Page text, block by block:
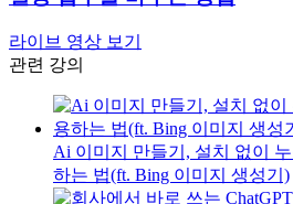
라이브 영상 보기
관련 강의
Ai 이미지 만들기, 설치 없이
하는 법(ft. Bing 이미지 생성기)